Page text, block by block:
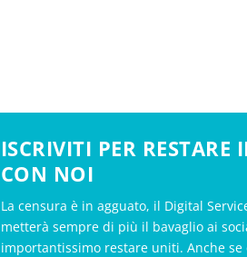
ISCRIVITI PER RESTARE
CON NOI
La censura è in agguato, il Digital
metterà sempre di più il bavaglio ai
importantissimo restare uniti. Anche se